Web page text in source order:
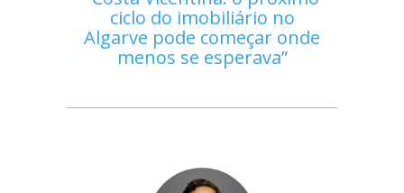
ciclo do imobiliário no
Algarve pode começar onde
menos se esperava